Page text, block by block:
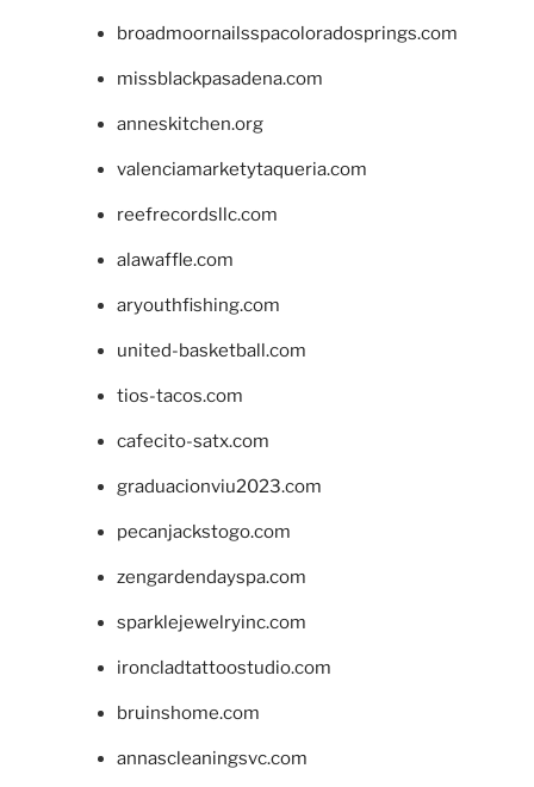
broadmoornailsspacoloradosprings.com
missblackpasadena.com
anneskitchen.org
valenciamarketytaqueria.com
reefrecordsllc.com
alawaffle.com
aryouthfishing.com
united-basketball.com
tios-tacos.com
cafecito-satx.com
graduacionviu2023.com
pecanjackstogo.com
zengardendayspa.com
sparklejewelryinc.com
ironcladtattoostudio.com
bruinshome.com
annascleaningsvc.com